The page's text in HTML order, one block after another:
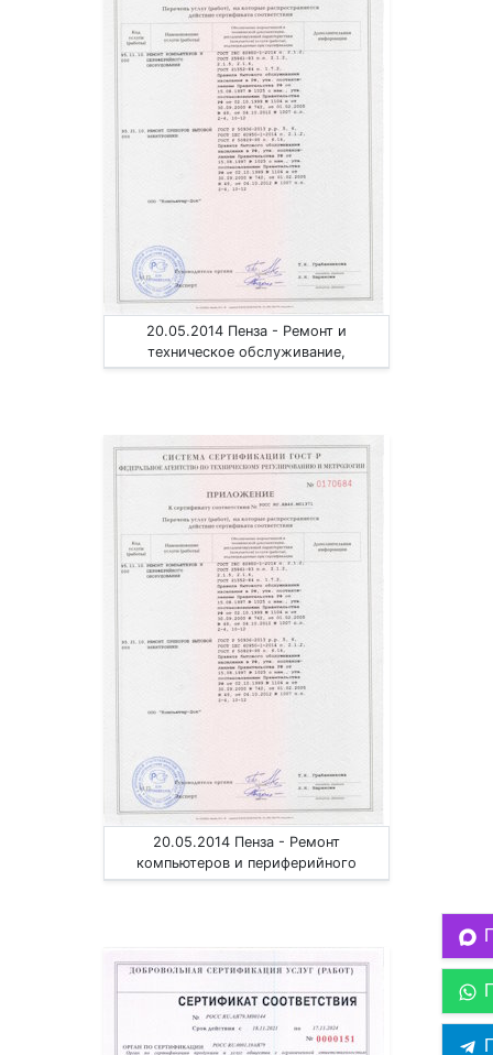
20.05.2014 Пенза - Ремонт и
техническое обслуживание,
установка оборудования инф.
20.05.2014 Пенза - Ремонт
компьютеров и периферийного
оборудования, приборов эл. техники